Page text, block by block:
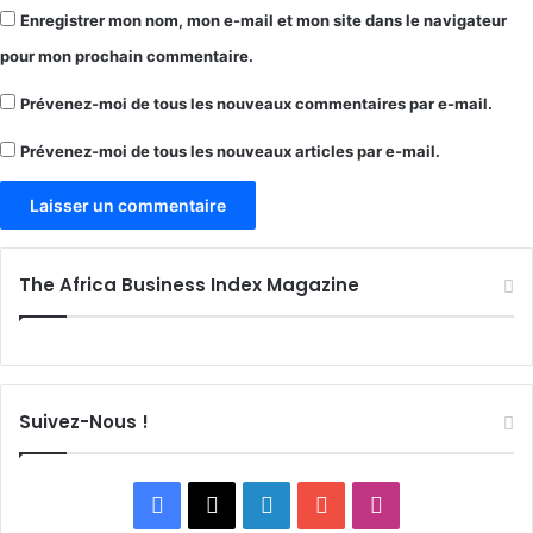
Enregistrer mon nom, mon e-mail et mon site dans le navigateur
pour mon prochain commentaire.
Prévenez-moi de tous les nouveaux commentaires par e-mail.
Prévenez-moi de tous les nouveaux articles par e-mail.
The Africa Business Index Magazine
Suivez-Nous !
Facebook
X LinkedinYouTube